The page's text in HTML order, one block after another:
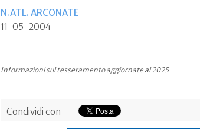
N.ATL. ARCONATE
11-05-2004
Informazioni sul tesseramento aggiornate al 2025
Condividi con